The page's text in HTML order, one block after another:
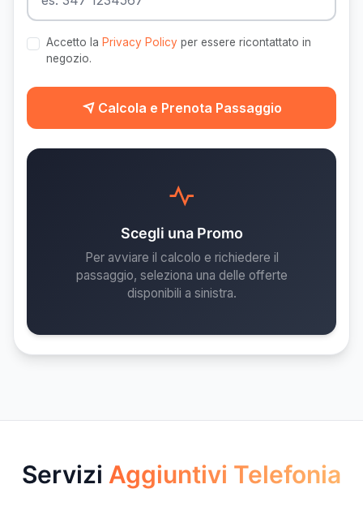
Accetto la Privacy Policy per essere ricontattato in
negozio.
Calcola e Prenota Passaggio
Scegli una Promo
Per avviare il calcolo e richiedere il
passaggio, seleziona una delle offerte
disponibili a sinistra.
Servizi Aggiuntivi Telefonia